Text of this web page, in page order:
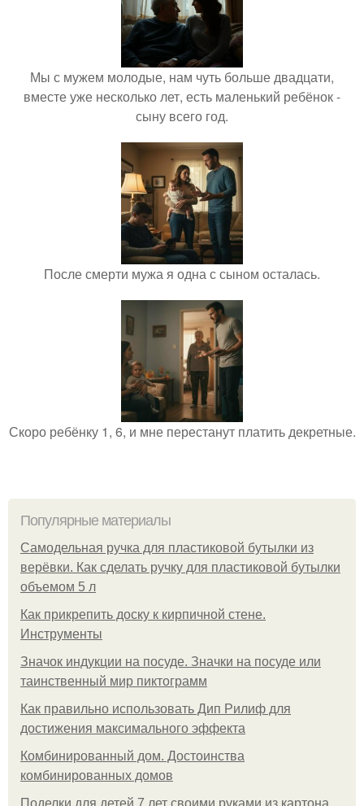
Мы с мужем молодые, нам чуть больше двадцати,
вместе уже несколько лет, есть маленький ребёнок -
сыну всего год.
После смерти мужа я одна с сыном осталась.
Скоро ребёнку 1, 6, и мне перестанут платить декретные.
Популярные материалы
Самодельная ручка для пластиковой бутылки из
верёвки. Как сделать ручку для пластиковой бутылки
объемом 5 л
Как прикрепить доску к кирпичной стене.
Инструменты
Значок индукции на посуде. Значки на посуде или
таинственный мир пиктограмм
Как правильно использовать Дип Рилиф для
достижения максимального эффекта
Комбинированный дом. Достоинства
комбинированных домов
Поделки для детей 7 лет своими руками из картона,